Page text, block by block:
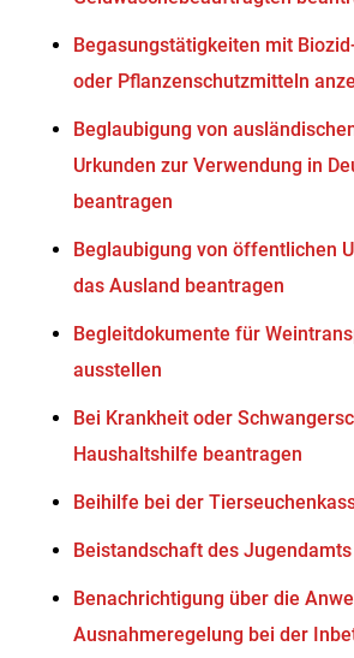
Begasungstätigkeiten mit
oder Pflanzenschutzmitteln
Beglaubigung von
Urkunden zur Verwendung in
beantragen
Beglaubigung von öffentlichen
das Ausland beantragen
Begleitdokumente für
ausstellen
Bei Krankheit oder
Haushaltshilfe beantragen
Beihilfe bei der
Beistandschaft des
Benachrichtigung über die
Ausnahmeregelung bei der